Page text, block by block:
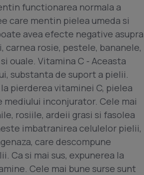
functionarea normala a
care mentin pielea umeda si
avea efecte negative asupra
carnea rosie, pestele, bananele,
ouale. Vitamina C - Aceasta
substanta de suport a pielii.
pierderea vitaminei C, pielea
inconjurator. Cele mai
rosiile, ardeii grasi si fasolea
imbatranirea celulelor pielii,
care descompune
Ca si mai sus, expunerea la
Cele mai bune surse sunt